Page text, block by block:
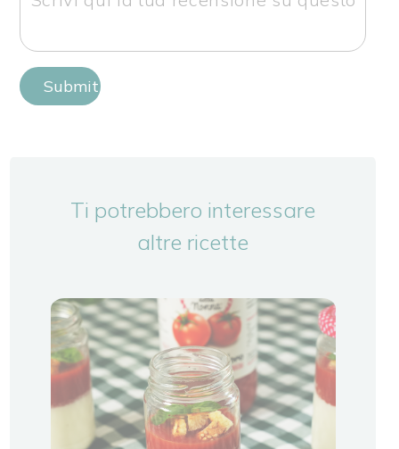
Submit Review
Ti potrebbero interessare
altre ricette